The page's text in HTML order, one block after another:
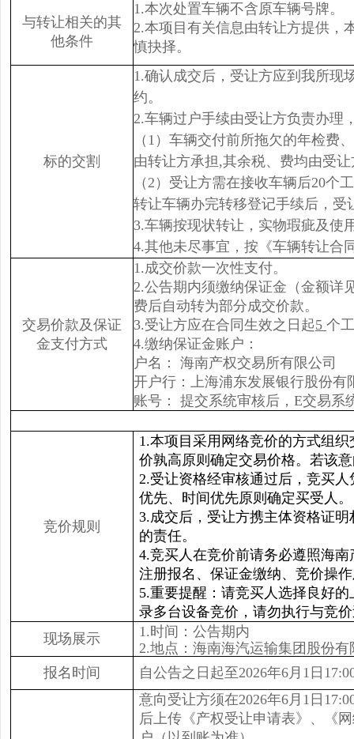
与转让相关的其
他条件
1.本次处置车辆不含原车辆号牌。
2.本项目有关信息由转让方提供，
慎抉择。
标的交割
1.确认成交后，受让方应到我所现
约。
2.车辆过户手续由受让方负责办理
（1）车辆交付前所拖欠的年检
由转让方承担,其余税、费均由受
（2）受让方需在接收车辆后20
转让车辆办完转移登记手续后，
3.车辆按现状转让，实物瑕疵及使
4.其他未尽事宜，按《车辆转让合
交易价款及保证
金支付方式
1.成交价款一次性支付。
2.公告期内须缴纳保证金（金额详
费后自动转为部分成交价款。
3.受让方应在合同生效之日起5 个
4.缴纳保证金账户：
户名： 海南产权交易所有限公司
开户行： 上海浦东发展银行股份有
账号： 提交系统审核后，E交易系
竞价规则
1.本项目采用网络竞价的方式组
价孰高原则确定交易价格。若该
2.受让资格经审核通过后，竞买
优先、时间优先原则确定买受人。
3.成交后，受让方携主体资格证
的责任。
4.竞买人在竞价前请务必遵照海
注册报名、保证金缴纳、竞价操
5.重要提醒：请竞买人选择良好
录多台设备竞价，请勿执行与竞
现场展示
1.时间：公告期内
2.地点：海南海汽运输集团股份
报名时间
自公告之日起至2026年6月1日
意向受让方须在2026年6月1日
后上传《产权受让申请表》、
《